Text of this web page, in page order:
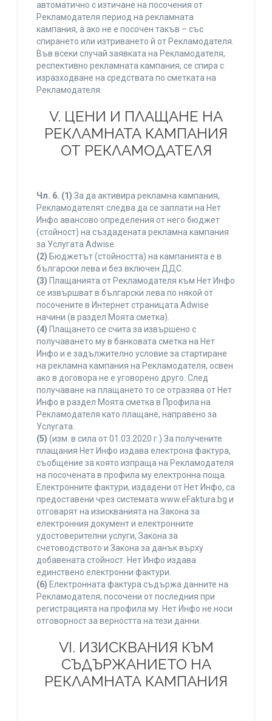
автоматично с изтичане на посочения от
Рекламодателя период на рекламната
кампания, а ако не е посочен такъв – със
спирането или изтриването й от Рекламодателя.
Във всеки случай заявката на Рекламодателя,
респективно рекламната кампания, се спира с
изразходване на средствата по сметката на
Рекламодателя.
V. ЦЕНИ И ПЛАЩАНЕ НА
РЕКЛАМНАТА КАМПАНИЯ
ОТ РЕКЛАМОДАТЕЛЯ
Чл. 6. (1) За да активира рекламна кампания,
Рекламодателят следва да се заплати на Нет
Инфо авансово определения от него бюджет
(стойност) на създадената рекламна кампания
за Услугата Adwise.
(2) Бюджетът (стойността) на кампанията е в
български лева и без включен ДДС.
(3) Плащанията от Рекламодателя към Нет Инфо
се извършват в български лева по някой от
посочените в Интернет страницата Adwise
начини (в раздел Моята сметка).
(4) Плащането се счита за извършено с
получаването му в банковата сметка на Нет
Инфо и е задължително условие за стартиране
на рекламна кампания на Рекламодателя, освен
ако в договора не е уговорено друго. След
получаване на плащането то се отразява от Нет
Инфо в раздел Моята сметка в Профила на
Рекламодателя като плащане, направено за
Услугата.
(5) (изм. в сила от 01.03.2020 г.) За получените
плащания Нет Инфо издава електрона фактура,
съобщение за която изпраща на Рекламодателя
на посочената в профила му електронна поща.
Електронните фактури, издадени от Нет Инфо, са
предоставени чрез системата www.eFaktura.bg и
отговарят на изискванията на Закона за
електронния документ и електронните
удостоверителни услуги, Закона за
счетоводството и Закона за данък върху
добавената стойност. Нет Инфо издава
единствено електронни фактури.
(6) Електронната фактура съдържа данните на
Рекламодателя, посочени от последния при
регистрацията на профила му. Нет Инфо не носи
отговорност за верността на тези данни.
VI. ИЗИСКВАНИЯ КЪМ
СЪДЪРЖАНИЕТО НА
РЕКЛАМНАТА КАМПАНИЯ